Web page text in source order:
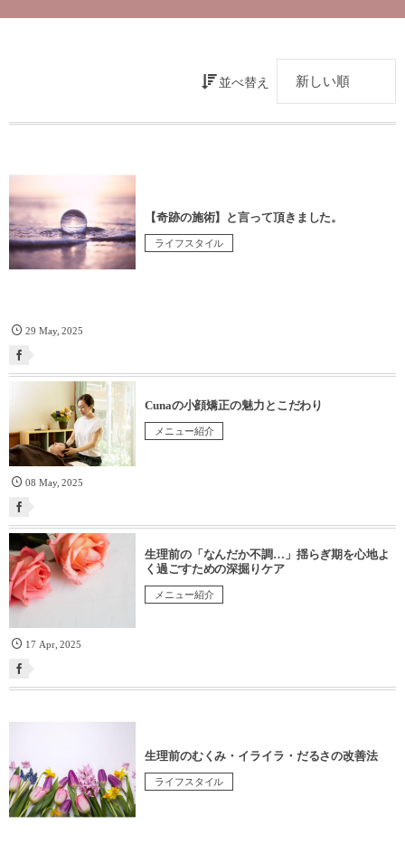
並べ替え
【奇跡の施術】と言って頂きました。
ライフスタイル
29 May,2025
Cunaの小顔矯正の魅力とこだわり
メニュー紹介
08 May,2025
生理前の「なんだか不調…」揺らぎ期を心地よ
く過ごすための深掘りケア
メニュー紹介
17 Apr,2025
生理前のむくみ・イライラ・だるさの改善法
ライフスタイル